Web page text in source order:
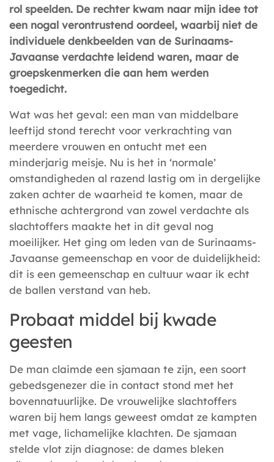
rol speelden. De rechter kwam naar mijn idee tot
een nogal verontrustend oordeel, waarbij niet de
individuele denkbeelden van de Surinaams-
Javaanse verdachte leidend waren, maar de
groepskenmerken die aan hem werden
toegedicht.
Wat was het geval: een man van middelbare
leeftijd stond terecht voor verkrachting van
meerdere vrouwen en ontucht met een
minderjarig meisje. Nu is het in ‘normale’
omstandigheden al razend lastig om in dergelijke
zaken achter de waarheid te komen, maar de
ethnische achtergrond van zowel verdachte als
slachtoffers maakte het in dit geval nog
moeilijker. Het ging om leden van de Surinaams-
Javaanse gemeenschap en voor de duidelijkheid:
dit is een gemeenschap en cultuur waar ik echt
de ballen verstand van heb.
Probaat middel bij kwade
geesten
De man claimde een sjamaan te zijn, een soort
gebedsgenezer die in contact stond met het
bovennatuurlijke. De vrouwelijke slachtoffers
waren bij hem langs geweest omdat ze kampten
met vage, lichamelijke klachten. De sjamaan
stelde vlot zijn diagnose: de dames bleken